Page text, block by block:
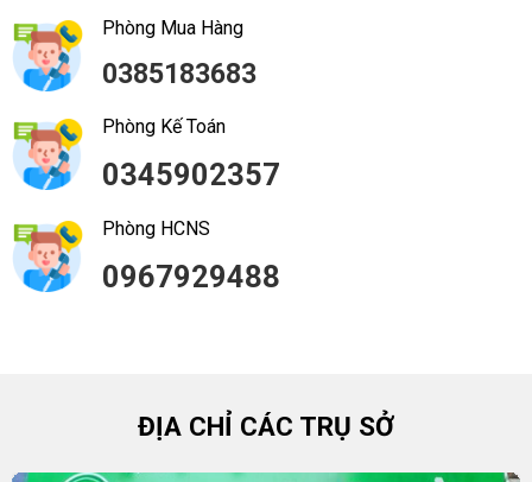
Phòng Mua Hàng
0385183683
Phòng Kế Toán
0345902357
Phòng HCNS
0967929488
ĐỊA CHỈ CÁC TRỤ SỞ